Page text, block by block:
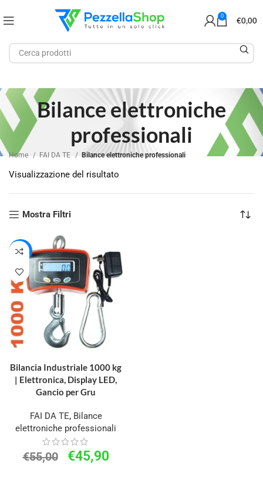
0 €0,00
Bilance elettroniche
professionali
Home FAI DA TE Bilance elettroniche professionali
Visualizzazione del risultato
Mostra Filtri
-17%
Bilancia Industriale 1000 kg
| Elettronica, Display LED,
Gancio per Gru
FAI DA TE, Bilance
elettroniche professionali
€55,00 €45,90